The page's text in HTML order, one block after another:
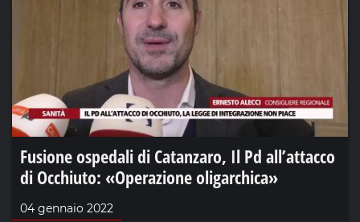
Fusione ospedali di Catanzaro, Il Pd all’attacco
di Occhiuto: «Operazione oligarchica»
04 gennaio 2022